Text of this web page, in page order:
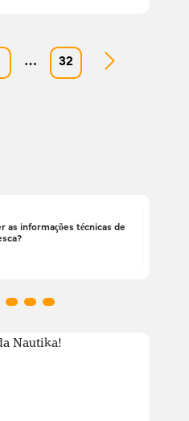
… 32
as informações técnicas de